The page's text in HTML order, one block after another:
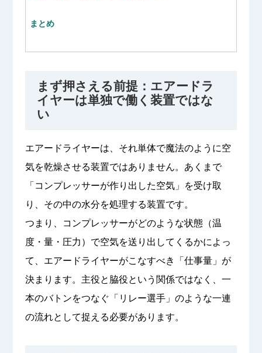
まとめ
まず押さえる前提：エアードラ
イヤーは単独で働く装置ではな
い
エアードライヤーは、それ単体で魔法のように空
気を乾燥させる装置ではありません。あくまで
「コンプレッサーが作り出した空気」を受け取
り、その中の水分を処理する装置です。
つまり、コンプレッサーがどのような状態（温
度・量・圧力）で空気を送り出してくるかによっ
て、エアードライヤーがこなすべき「仕事量」が
決まります。主役と脇役という関係ではなく、一
本のバトンをつなぐ「リレー選手」のような一連
の流れとして捉える必要があります。